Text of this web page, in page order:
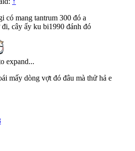
có mang tantrum 300 đó a
cây ấy ku bi1990 đánh đó
expand...
mấy dòng vợt đó đâu mà thử hả e